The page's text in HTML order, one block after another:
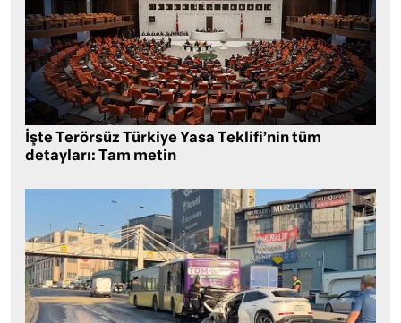
İşte Terörsüz Türkiye Yasa Teklifi’nin tüm
detayları: Tam metin